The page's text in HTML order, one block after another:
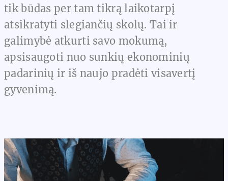
tik būdas per tam tikrą laikotarpį
atsikratyti slegiančių skolų. Tai ir
galimybė atkurti savo mokumą,
apsisaugoti nuo sunkių ekonominių
padarinių ir iš naujo pradėti visavertį
gyvenimą.